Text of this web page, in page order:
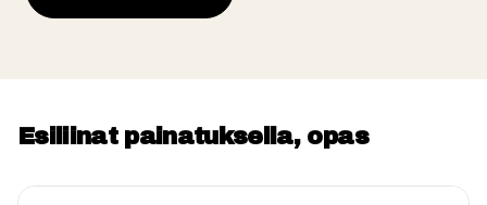
Esiliinat painatuksella, opas